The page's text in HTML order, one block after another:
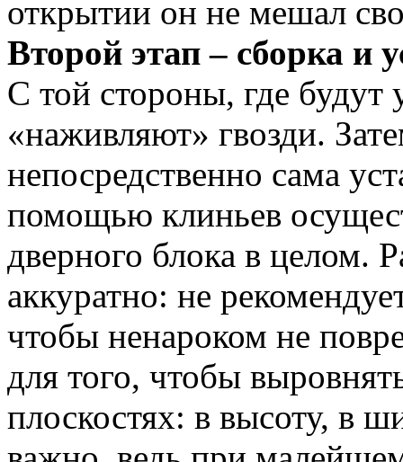
открытии он не мешал
Второй этап – сборка и
С той стороны, где будут
«наживляют» гвозди.
непосредственно сама
помощью клиньев
дверного блока в целом.
аккуратно: не
чтобы ненароком не
для того, чтобы
плоскостях: в высоту, в